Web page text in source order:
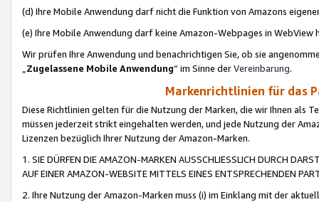
(d) Ihre Mobile Anwendung darf nicht die Funktion von Amazons
(e) Ihre Mobile Anwendung darf keine Amazon-Webpages in WebView
Wir prüfen Ihre Anwendung und benachrichtigen Sie, ob sie
„Zugelassene Mobile Anwendung“ im Sinne derVereinbarung.
Markenrichtlinien für das
Diese Richtlinien gelten für die Nutzung der Marken, die wir Ihnen als
müssen jederzeit strikt eingehalten werden, und jede Nutzung der
Lizenzen bezüglich Ihrer Nutzung der Amazon-Marken.
1. SIE DÜRFEN DIE AMAZON-MARKEN AUSSCHLIESSLICH DURCH
AUF EINER AMAZON-WEBSITE MITTELS EINES ENTSPRECHENDEN
2. Ihre Nutzung der Amazon-Marken muss (i) im Einklang mit der